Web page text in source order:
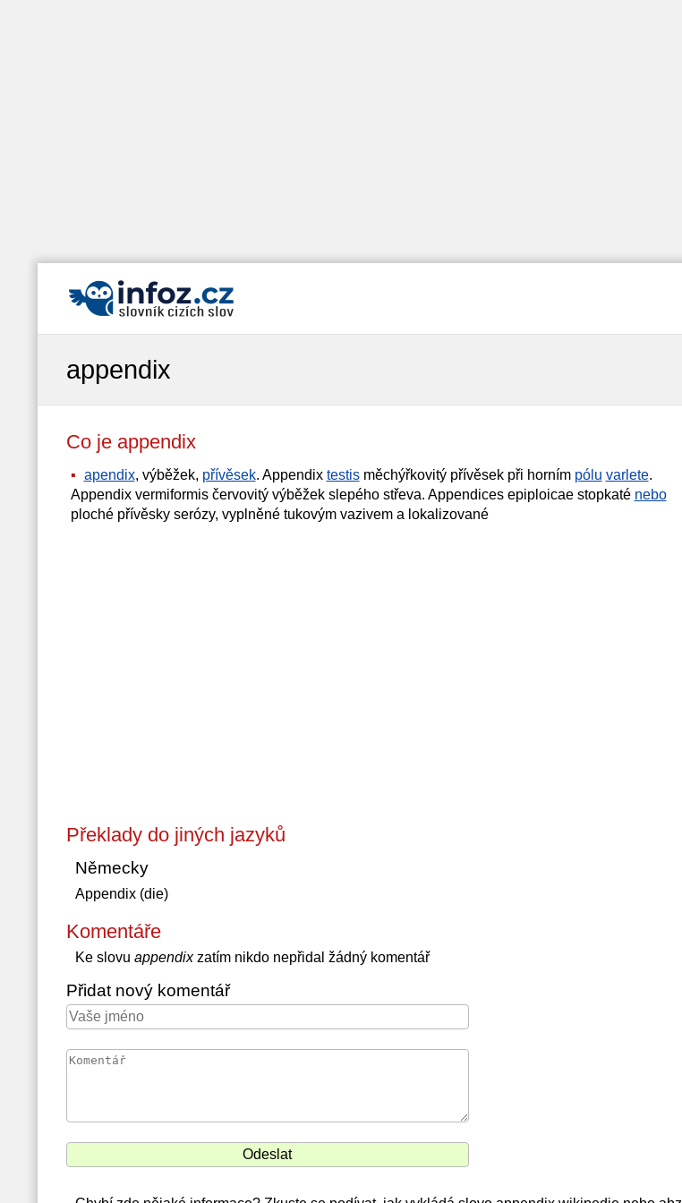
appendix
Co je appendix
apendix, výběžek, přívěsek. Appendix testisměchýřkovitý přívěsek při horním pólu varlete.
Appendix vermiformis červovitý výběžek slepého střeva. Appendices epiploicae stopkaté nebo
ploché přívěsky serózy, vyplněné tukovým vazivem a lokalizované
Překlady do jiných jazyků
Německy
Appendix (die)
Komentáře
Ke slovu appendixzatím nikdo nepřidal žádný komentář
Přidat nový komentář